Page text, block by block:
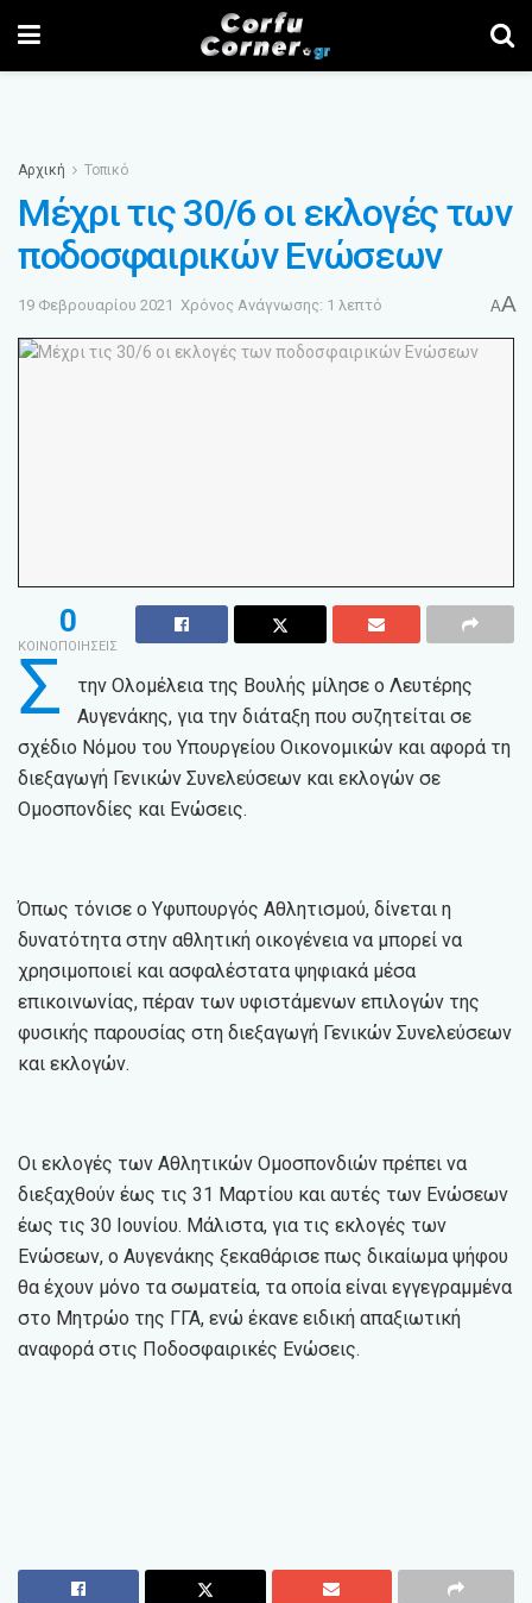
Αρχική Τοπικό
Μέχρι τις 30/6 οι εκλογές των
ποδοσφαιρικών Ενώσεων
19 Φεβρουαρίου 2021 Χρόνος Ανάγνωσης: 1 λεπτό AA
0
ΚΟΙΝΟΠΟΙΗΣΕΙΣ
Σ
την Ολομέλεια της Βουλής μίλησε ο Λευτέρης
Αυγενάκης, για την διάταξη που συζητείται σε
σχέδιο Νόμου του Υπουργείου Οικονομικών και αφορά τη
διεξαγωγή Γενικών Συνελεύσεων και εκλογών σε
Ομοσπονδίες και Ενώσεις.
Όπως τόνισε ο Υφυπουργός Αθλητισμού, δίνεται η
δυνατότητα στην αθλητική οικογένεια να μπορεί να
χρησιμοποιεί και ασφαλέστατα ψηφιακά μέσα
επικοινωνίας, πέραν των υφιστάμενων επιλογών της
φυσικής παρουσίας στη διεξαγωγή Γενικών Συνελεύσεων
και εκλογών.
Οι εκλογές των Αθλητικών Ομοσπονδιών πρέπει να
διεξαχθούν έως τις 31 Μαρτίου και αυτές των Ενώσεων
έως τις 30 Ιουνίου. Μάλιστα, για τις εκλογές των
Ενώσεων, ο Αυγενάκης ξεκαθάρισε πως δικαίωμα ψήφου
θα έχουν μόνο τα σωματεία, τα οποία είναι εγγεγραμμένα
στο Μητρώο της ΓΓΑ, ενώ έκανε ειδική απαξιωτική
αναφορά στις Ποδοσφαιρικές Ενώσεις.